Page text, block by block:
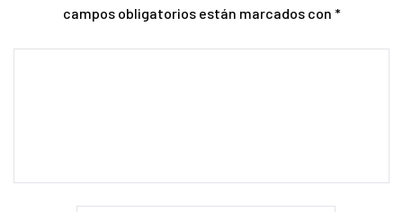
campos obligatorios están marcados con *